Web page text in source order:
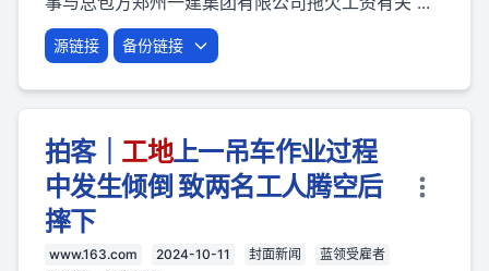
源链接 备份链接
拍客｜ 工地上一吊车作业过程
中发生倾倒 致两名工人腾空后
摔下
www.163.com 2024-10-11 封面新闻
蓝领受雇者